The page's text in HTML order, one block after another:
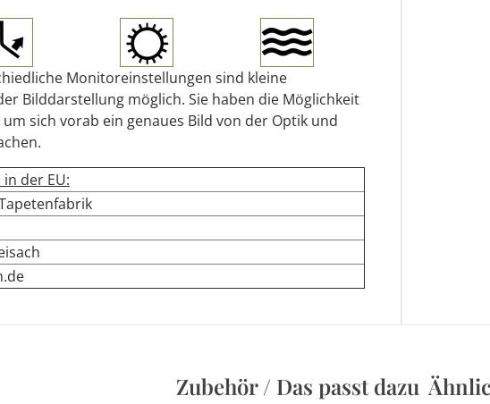
Monitoreinstellungen sind kleine
Bilddarstellung möglich. Sie haben die Möglichkeit
sich vorab ein genaues Bild von der Optik und
der EU:
Zubehör / Das passt dazu